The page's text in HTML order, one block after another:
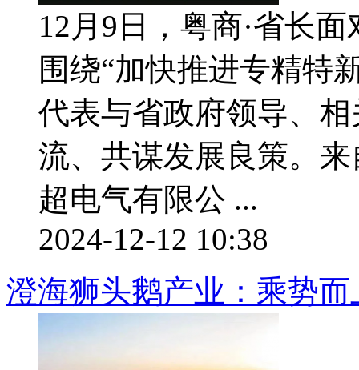
12月9日，粤商·省长
围绕“加快推进专精特
代表与省政府领导、
流、共谋发展良策。
超电气有限公 ...
2024-12-12 10:38
澄海狮头鹅产业：乘势